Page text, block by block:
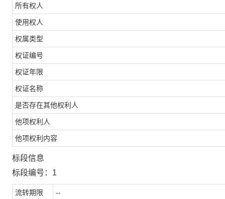
所有权人
使用权人
权属类型
权证编号
权证年限
权证名称
是否存在其他权利人
他项权利人
他项权利内容
标段信息
标段编号：1
流转期限 --